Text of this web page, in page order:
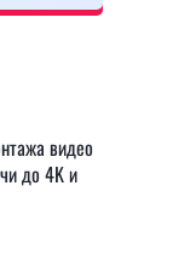
видео
до 4K и